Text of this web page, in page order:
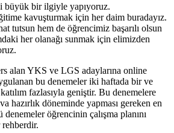
bir ilgiyle yapıyoruz.
kavuşturmak için her daim buradayız.
tutsun hem de öğrencimiz başarılı olsun
her olanağı sunmak için elimizden
alan YKS ve LGS adaylarına online
bu denemeler iki haftada bir ve
fazlasıyla geniştir. Bu denemelere
hazırlık döneminde yapması gereken en
öğrencinin çalışma planını